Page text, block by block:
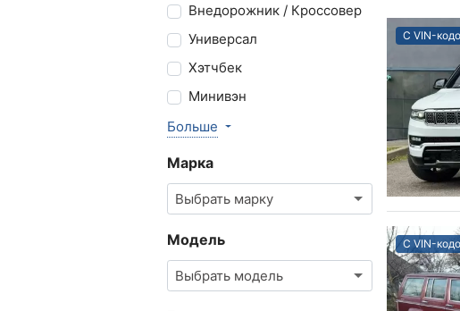
Внедорожник / Кроссовер
Универсал
Хэтчбек
Минивэн
Больше
Марка
Выбрать марку
Модель
Выбрать модель
С VIN-
С VIN-